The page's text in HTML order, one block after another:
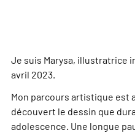
Je suis Marysa, illustratrice
avril 2023.
Mon parcours artistique est
découvert le dessin que
adolescence. Une longue